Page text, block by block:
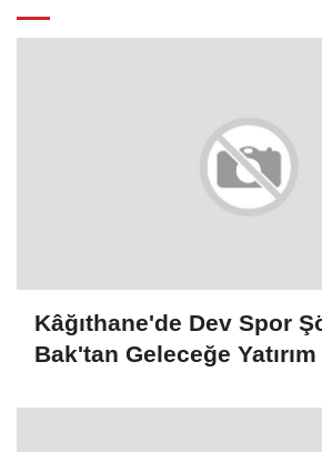
Kâğıthane'de Dev Spor
Bak'tan Geleceğe